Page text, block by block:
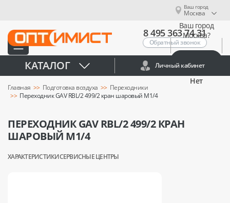
Ваш город
Москва
Ваш город
Москва?
Нет
8 495 363 74 31
Обратный звонок
КАТАЛОГ Личный кабинет
Главная Подготовка воздуха
Переходники
Переходник GAV RBL/2 499/2 кран шаровый М1/4
ПЕРЕХОДНИК GAV RBL/2 499/2 КРАН
ШАРОВЫЙ М1/4
ХАРАКТЕРИСТИКИСЕРВИСНЫЕ ЦЕНТРЫ